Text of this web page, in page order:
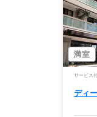
満室
サービス
ディ